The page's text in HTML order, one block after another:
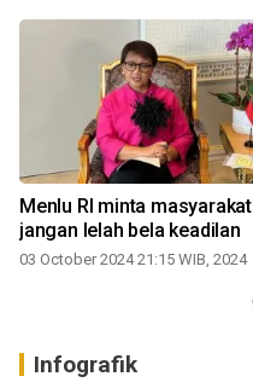
Menlu RI minta masyarakat
jangan lelah bela keadilan
03 October 2024 21:15 WIB, 2024
Infografik